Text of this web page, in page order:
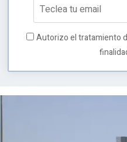
Autorizo el tratamiento